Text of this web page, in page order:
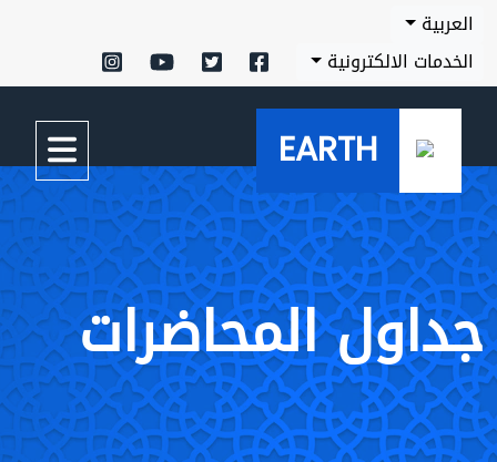
العربية
الخدمات الالكترونية
EARTH
جداول المحاضرات